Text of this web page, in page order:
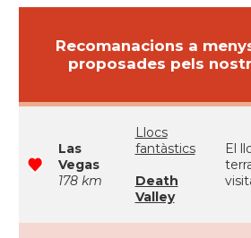
Recomanacions a
proposades pels
Las
Vegas
178 km
Llocs
fantàstics
Death
Valley
El